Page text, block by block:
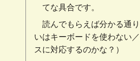
てな具合です。
読んでもらえば分かる通
いはキーボードを使わない
スに対応するのかな？）